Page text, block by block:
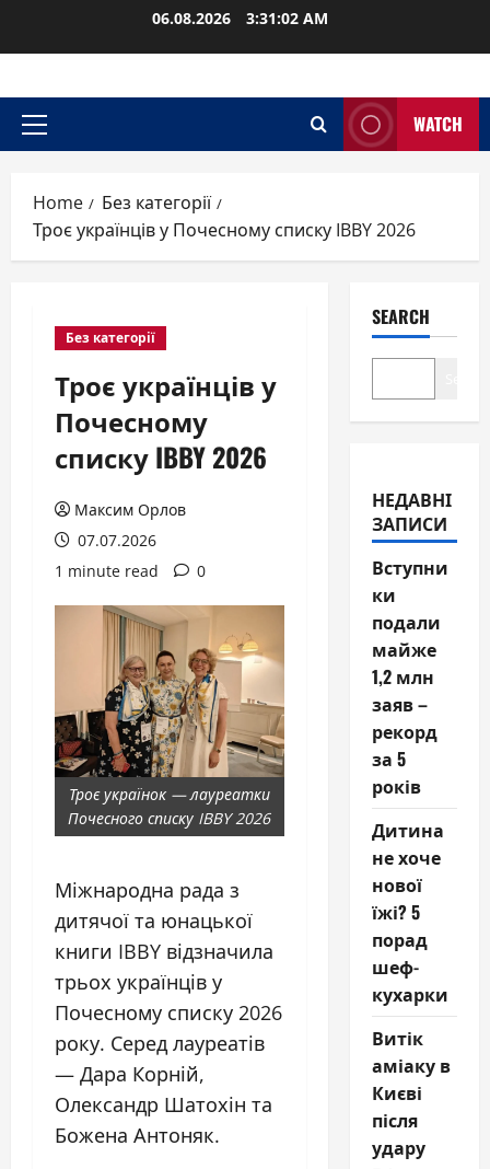
06.08.2026 3:31:03 AM
Primary
WATCH
Home
Без категорії
Троє українців у Почесному списку IBBY 2026
Без категорії
Троє українців у
Почесному
списку IBBY 2026
Максим Орлов
07.07.2026
1 minute read
0
Троє українок — лауреатки
Почесного списку IBBY 2026
Міжнародна рада з
дитячої та юнацької
книги IBBY відзначила
трьох українців у
Почесному списку 2026
року. Серед лауреатів
— Дара Корній,
Олександр Шатохін та
Божена Антоняк.
SEARCH
НЕДАВНІ
ЗАПИСИ
Вступни
ки
подали
майже
1,2 млн
заяв –
рекорд
за 5
років
Дитина
не хоче
нової
їжі? 5
порад
шеф-
кухарки
Витік
аміаку в
Києві
після
удару